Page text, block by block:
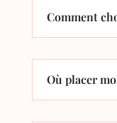
Comment
Où placer